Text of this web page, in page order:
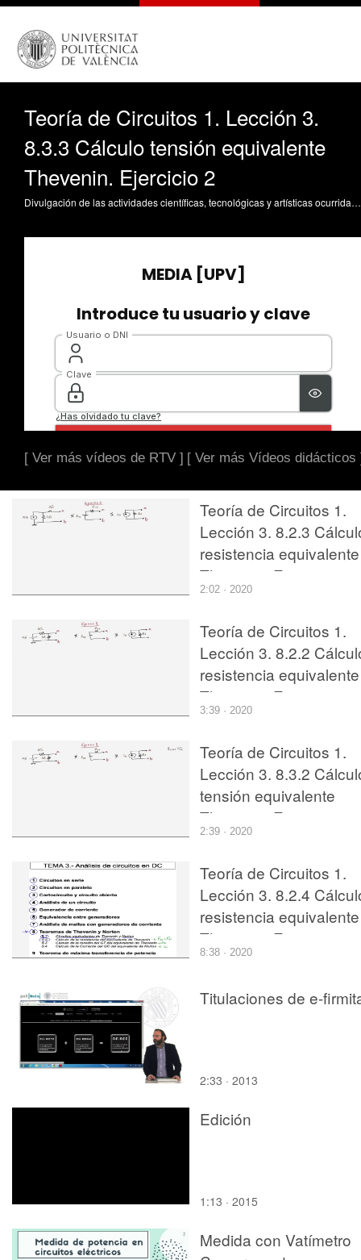
Teoría de Circuitos 1. Lección 3.
8.3.3 Cálculo tensión equivalente
Thevenin. Ejercicio 2
Divulgación de las actividades científicas, tecnológicas y artísticas ocurridas en los tres campus de la UPV
[ Ver más vídeos de RTV ] [ Ver más Vídeos didácticos
Teoría de Circuitos 1.
Lección 3. 8.2.3
resistencia equivalente
Thevenin. Ejercicio 2
2:02 · 2020
Teoría de Circuitos 1.
Lección 3. 8.2.2
resistencia equivalente
Thevenin. Ejercicio 1
3:39 · 2020
Teoría de Circuitos 1.
Lección 3. 8.3.2
tensión equivalente
Thevenin. Ejercicio 1
2:39 · 2020
Teoría de Circuitos 1.
Lección 3. 8.2.4
resistencia equivalente
Thevenin. Ejercicio 3
8:38 · 2020
Titulaciones de e-
2:33 · 2013
Edición
1:13 · 2015
Medida con Vatímetro